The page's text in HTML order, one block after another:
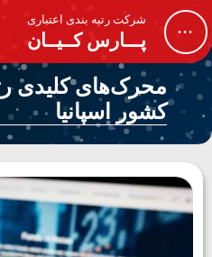
...
شرکت رتبه بندی اعتباری
پـــارس کــیــان
محرک‌های کلیدی
کشور اسپانیا